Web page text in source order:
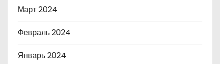
Март 2024
Февраль 2024
Январь 2024